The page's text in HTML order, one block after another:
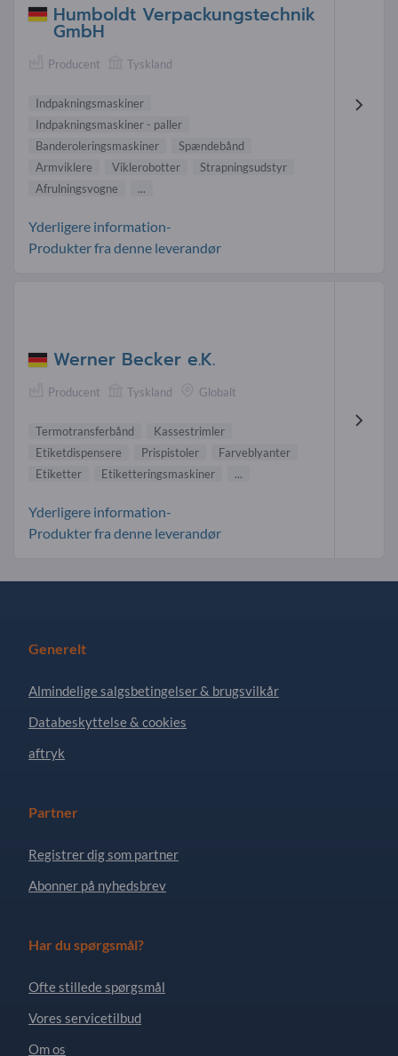
Humboldt Verpackungstechnik
GmbH
Producent Tyskland
Indpakningsmaskiner
Indpakningsmaskiner - paller
Banderoleringsmaskiner
Spændebånd
Armviklere
Viklerobotter
Strapningsudstyr
Afrulningsvogne
...
Yderligere information-
Produkter fra denne leverandør
Werner Becker e.K.
Producent Tyskland Globalt
Termotransferbånd
Kassestrimler
Etiketdispensere
Prispistoler
Farveblyanter
Etiketter
Etiketteringsmaskiner ...
Yderligere information-
Produkter fra denne leverandør
Generelt
Almindelige salgsbetingelser & brugsvilkår
Databeskyttelse & cookies
aftryk
Partner
Registrer dig som partner
Abonner på nyhedsbrev
Har du spørgsmål?
Ofte stillede spørgsmål
Vores servicetilbud
Om os